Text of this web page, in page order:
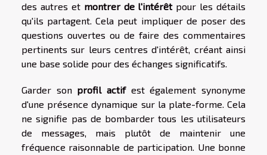
des autres et montrer de l'intérêtpour les détails
qu'ils partagent. Cela peut impliquer de poser des
questions ouvertes ou de faire des commentaires
pertinents sur leurs centres d'intérêt, créant ainsi
une base solide pour des échanges significatifs.
Garder son profil actifest également synonyme
d'une présence dynamique sur la plate-forme. Cela
ne signifie pas de bombarder tous les utilisateurs
de messages, mais plutôt de maintenir une
fréquence raisonnable de participation. Une bonne